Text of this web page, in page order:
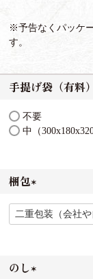
※予告なくパッケ
す。
手提げ袋（有料
不要
中（
梱包
(
必
のし